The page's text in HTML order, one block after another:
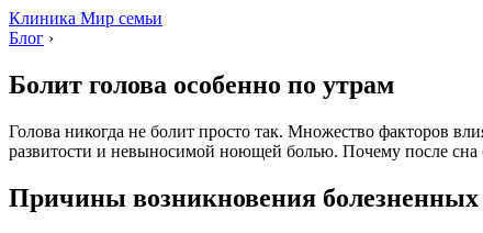
Клиника Мир семьи
Блог ›
Болит голова особенно по утрам
Голова никогда не болит просто так. Множество факторов
развитости и невыносимой ноющей болью. Почему после сна
Причины возникновения